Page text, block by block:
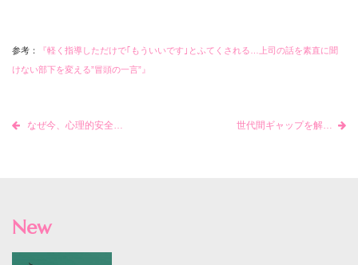
参考：
『軽く指導しただけで｢もういいです｣とふてくされる…上司の話を素直に聞
けない部下を変える”冒頭の一言”』
New